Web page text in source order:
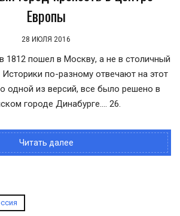
Европы
28 ИЮЛЯ 2016
1812 пошел в Москву, а не в столичный
по-разному отвечают на этот
одной из версий, все было решено в
городе Динабурге.... 26.
Читать далее